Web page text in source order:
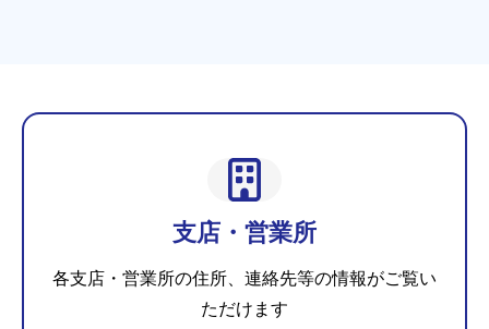
支店・営業所
各支店・営業所の住所、連絡先等の情報がご覧い
ただけます